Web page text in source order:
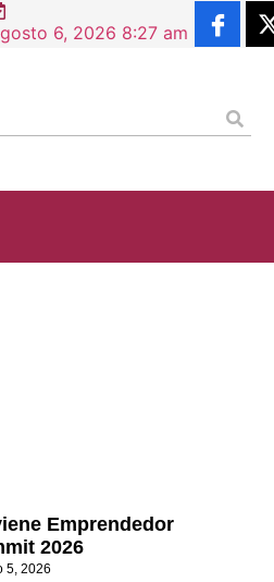
6, 2026 8:27 am
Emprendedor
2026
5, 2026